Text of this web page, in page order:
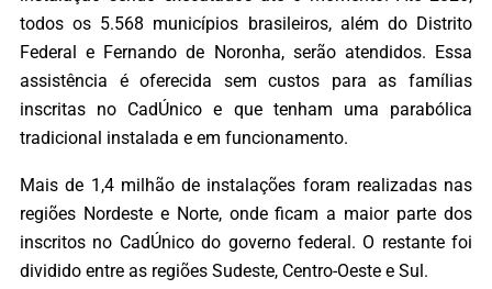
todos os 5.568 municípios brasileiros, além do Distrito
Federal e Fernando de Noronha, serão atendidos. Essa
assistência é oferecida sem custos para as famílias
inscritas no CadÚnico e que tenham uma parabólica
tradicional instalada e em funcionamento.
Mais de 1,4 milhão de instalações foram realizadas nas
regiões Nordeste e Norte, onde ficam a maior parte dos
inscritos no CadÚnico do governo federal. O restante foi
dividido entre as regiões Sudeste, Centro-Oeste e Sul.